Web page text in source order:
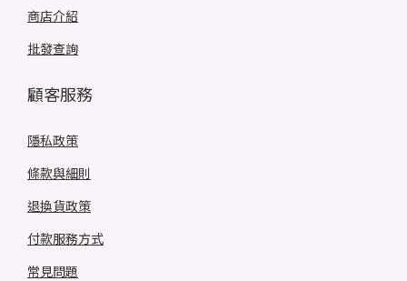
商店介紹
批發查詢
顧客服務
隱私政策
條款與細則
退換貨政策
付款服務方式
常見問題